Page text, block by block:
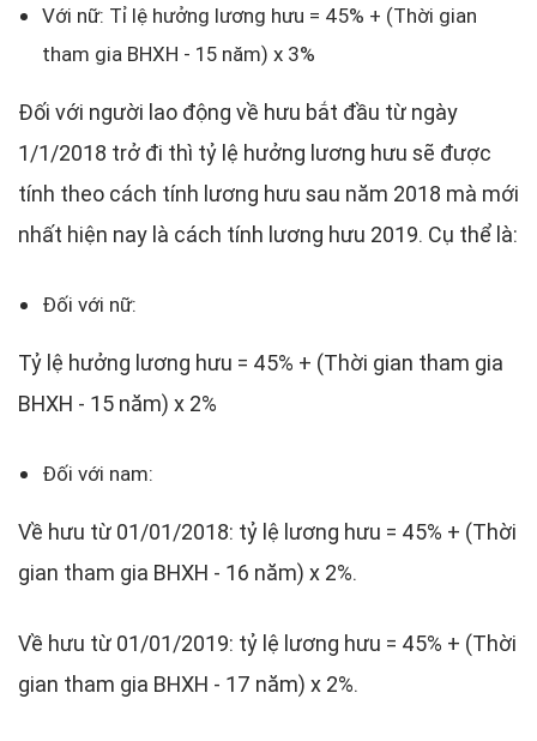
Với nữ: Tỉ lệ hưởng lương hưu = 45% + (Thời gian
tham gia BHXH - 15 năm) x 3%
Đối với người lao động về hưu bắt đầu từ ngày
1/1/2018 trở đi thì tỷ lệ hưởng lương hưu sẽ được
tính theo cách tính lương hưu sau năm 2018 mà mới
nhất hiện nay là cách tính lương hưu 2019. Cụ thể là:
Đối với nữ:
Tỷ lệ hưởng lương hưu = 45% + (Thời gian tham gia
BHXH - 15 năm) x 2%
Đối với nam:
Về hưu từ 01/01/2018: tỷ lệ lương hưu = 45% + (Thời
gian tham gia BHXH - 16 năm) x 2%.
Về hưu từ 01/01/2019: tỷ lệ lương hưu = 45% + (Thời
gian tham gia BHXH - 17 năm) x 2%.